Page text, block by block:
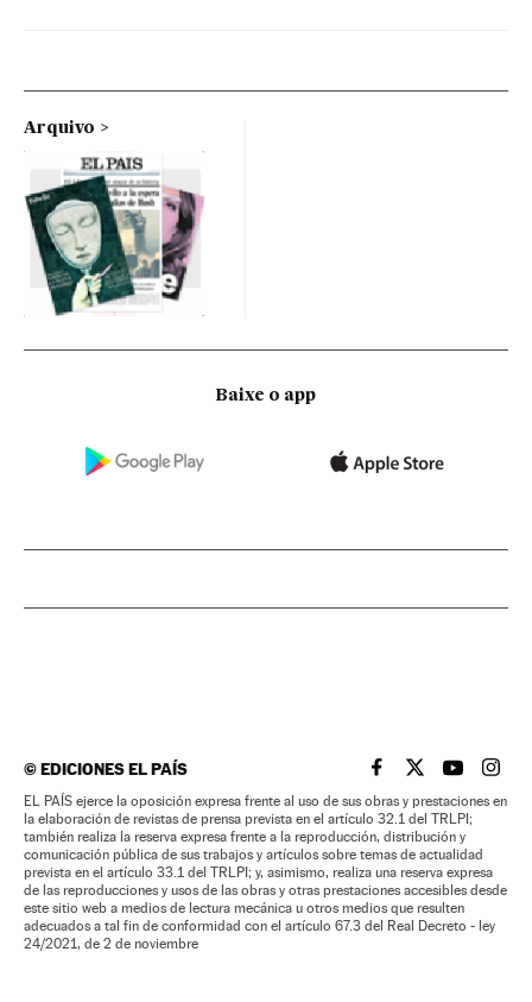
Arquivo
Baixe o app
©EDICIONES EL PAÍS EL PAÍS BRASIL EN
EL PAÍSEL PAÍS
EL
EL PAÍS ejerce la oposición expresa frente al uso de sus obras y prestaciones en
la elaboración de revistas de prensa prevista en el artículo 32.1 del TRLPI;
también realiza la reserva expresa frente a la reproducción, distribución y
comunicación pública de sus trabajos y artículos sobre temas de actualidad
prevista en el artículo 33.1 del TRLPI; y, asimismo, realiza una reserva expresa
de las reproducciones y usos de las obras y otras prestaciones accesibles desde
este sitio web a medios de lectura mecánica u otros medios que resulten
adecuados a tal fin de conformidad con el artículo 67.3 del Real Decreto - ley
24/2021, de 2 de noviembre